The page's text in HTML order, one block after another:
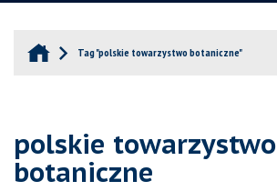
Tag "polskie towarzystwo botaniczne"
polskie towarzystwo
botaniczne